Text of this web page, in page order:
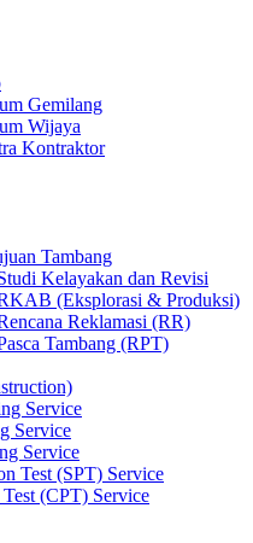
Gemilang
Wijaya
Kontraktor
Tambang
Kelayakan dan Revisi
(Eksplorasi & Produksi)
Reklamasi (RR)
Tambang (RPT)
Service
Service
Service
Test (SPT) Service
(CPT) Service